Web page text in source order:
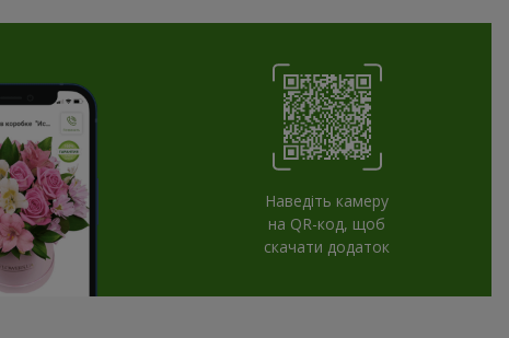
Наведіть камеру
на QR-код, щоб
скачати додаток